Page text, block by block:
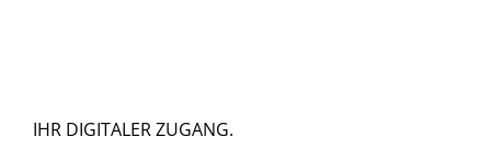
IHR DIGITALER ZUGANG.